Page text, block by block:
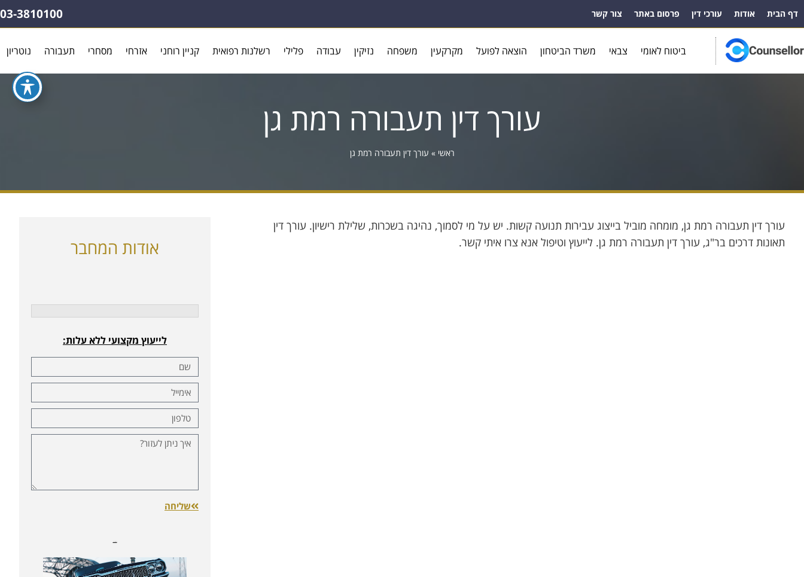
דף הבית אודות עורכי דין פרסום באתר צור קשר 03-3810100
ביטוח לאומי צבאי משרד הביטחון הוצאה לפועל מקרקעין משפחה נזיקין עבודה פלילי רשלנות רפואית קניין רוחני אזרחי מסחרי תעבורה נוטריון
עורך דין תעבורה רמת גן
ראשי » עורך דין תעבורה רמת גן
עורך דין תעבורה רמת גן, מומחה מוביל בייצוג עבירות תנועה קשות. יש על מי לסמוך, נהיגה בשכרות, שלילת רישיון. עורך דין
תאונות דרכים בר"ג, עורך דין תעבורה רמת גן. לייעוץ וטיפול אנא צרו איתי קשר.
אודות המחבר
לייעוץ מקצועי ללא עלות:
שליחה